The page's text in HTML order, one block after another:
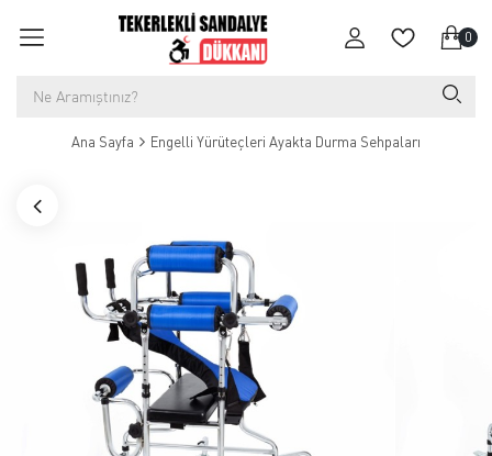
0
Ana Sayfa Engelli Yürüteçleri Ayakta Durma Sehpaları